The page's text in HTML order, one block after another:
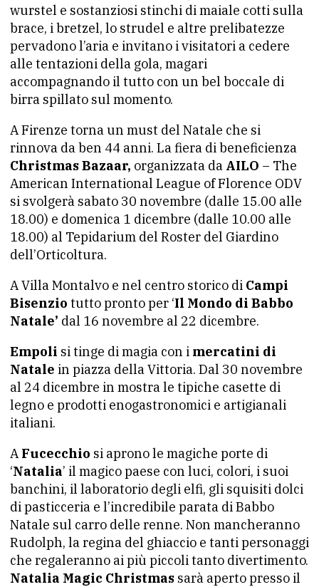
wurstel e sostanziosi stinchi di maiale cotti sulla
brace, i bretzel, lo strudel e altre prelibatezze
pervadono l’aria e invitano i visitatori a cedere
alle tentazioni della gola, magari
accompagnando il tutto con un bel boccale di
birra spillato sul momento.
A Firenze torna un must del Natale che si
rinnova da ben 44 anni. La fiera di beneficienza
Christmas Bazaar, organizzata da AILO – The
American International League of Florence ODV
si svolgerà sabato 30 novembre (dalle 15.00 alle
18.00) e domenica 1 dicembre (dalle 10.00 alle
18.00) al Tepidarium del Roster del Giardino
dell’Orticoltura.
A Villa Montalvo e nel centro storico di Campi
Bisenzio tutto pronto per ‘Il Mondo di Babbo
Natale’ dal 16 novembre al 22 dicembre.
Empoli si tinge di magia con i mercatini di
Natale in piazza della Vittoria. Dal 30 novembre
al 24 dicembre in mostra le tipiche casette di
legno e prodotti enogastronomici e artigianali
italiani.
A Fucecchio si aprono le magiche porte di
‘Natalia’ il magico paese con luci, colori, i suoi
banchini, il laboratorio degli elfi, gli squisiti dolci
di pasticceria e l’incredibile parata di Babbo
Natale sul carro delle renne. Non mancheranno
Rudolph, la regina del ghiaccio e tanti personaggi
che regaleranno ai più piccoli tanto divertimento.
Natalia Magic Christmas sarà aperto presso il